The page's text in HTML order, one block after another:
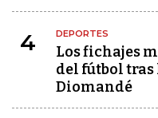
4 DEPORTES
Los fichajes
del fútbol tras
Diomandé